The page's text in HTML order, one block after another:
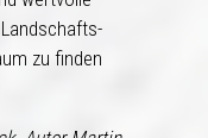
Landschafts­
zu finden